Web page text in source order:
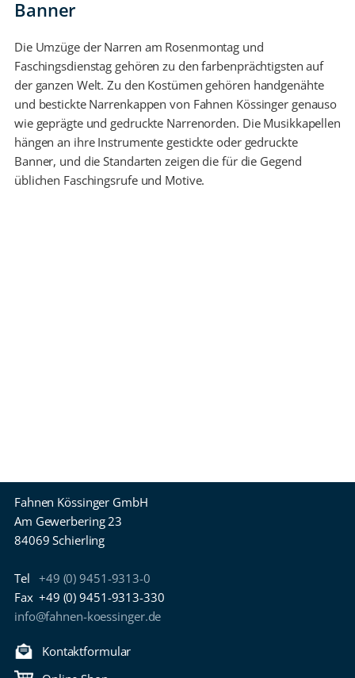
Banner
Die Umzüge der Narren am Rosenmontag und
Faschingsdienstag gehören zu den farbenprächtigsten auf
der ganzen Welt. Zu den Kostümen gehören handgenähte
und bestickte Narrenkappen von Fahnen Kössinger genauso
wie geprägte und gedruckte Narrenorden. Die Musikkapellen
hängen an ihre Instrumente gestickte oder gedruckte
Banner, und die Standarten zeigen die für die Gegend
üblichen Faschingsrufe und Motive.
Fahnen Kössinger GmbH
Am Gewerbering 23
84069 Schierling
Tel +49 (0) 9451-9313-0
Fax +49 (0) 9451-9313-330
info@fahnen-koessinger.de
Kontaktformular